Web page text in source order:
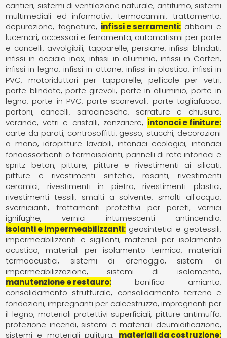
cantieri sistemi di ventilazione naturale, antifumo sistemi
multimediali ed informativi
termocamini
trattamento,
depurazione, fognature infissi e serramenti abbaini e
lucernari accessori e ferramenta automatismi per porte
e cancelli avvolgibili, tapparelle, persiane infissi blindati
infissi in acciaio inox infissi in alluminio infissi in Corten
infissi in legno infissi in ottone infissi in plastica infissi in
PVC
motoriduttori per tapparelle
pellicole per vetri
porte blindate porte girevoli porte in alluminio porte in
legno porte in PVC porte scorrevoli porte tagliafuoco
portoni, cancelli, saracinesche
serrature e chiusure
verande vetri e cristalli zanzariere
intonaci e finiture
carte da parati controsoffitti gesso, stucchi, decorazioni
a mano idropitture lavabili intonaci ecologici intonaci
fonoassorbenti o termoisolanti pannelli di rete intonaci e
spritz beton
pitture
pitture e rivestimenti ai silicati
pitture e rivestimenti sintetici
rasanti
rivestimenti
ceramici
rivestimenti in pietra
rivestimenti plastici
rivestimenti tessili
smalti a solvente
smalti all'acqua
svernicianti
trattamenti protettivi per pareti
vernici
ignifughe
vernici intumescenti antincendio
isolanti e impermeabilizzanti geosintetici e geotessili
impermeabilizzanti e sigillanti materiali per isolamento
acustico
materiali per isolamento termico
materiali
termoacustici
sistemi di drenaggio
sistemi di
impermeabilizzazione
sistemi di isolamento
manutenzione e restauro
bonifica amianto
consolidamento strutturale
consolidamento terreno e
fondazioni impregnanti per calcestruzzo impregnanti per
il legno materiali protettivi superficiali pitture antimuffa
protezione incendi sistemi e materiali deumidificazione
sistemi e materiali pulitura
materiali da costruzione